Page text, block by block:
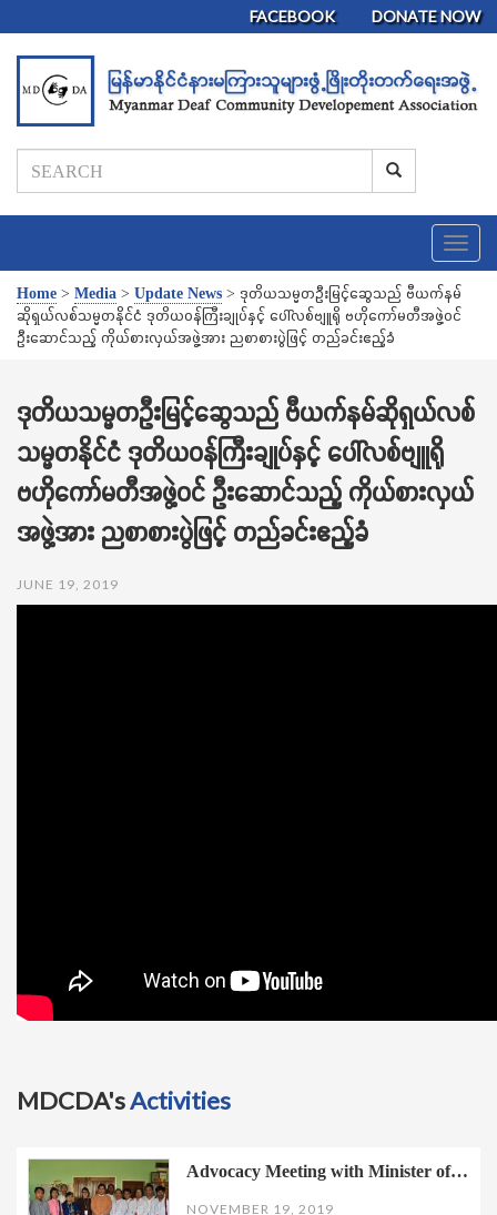
FACEBOOK DONATE NOW
T
o
g
g
v
a
Home > Media > Update News > ဒုတိယသမ္မတဦးမြင့်ဆွေသည် ဗီယက်နမ်
ဆိုရှယ်လစ်သမ္မတနိုင်ငံ ဒုတိယဝန်ကြီးချုပ်နှင့် ပေါ်လစ်ဗျူရို ဗဟိုကော်မတီအဖွဲ့ဝင်
ဦးဆောင်သည့် ကိုယ်စားလှယ်အဖွဲ့အား ညစာစားပွဲဖြင့် တည်ခင်းဧည့်ခံ
ဒုတိယသမ္မတဦးမြင့်ဆွေသည် ဗီယက်နမ်ဆိုရှယ်လစ်
သမ္မတနိုင်ငံ ဒုတိယဝန်ကြီးချုပ်နှင့် ပေါ်လစ်ဗျူရို
ဗဟိုကော်မတီအဖွဲ့ဝင် ဦးဆောင်သည့် ကိုယ်စားလှယ်
အဖွဲ့အား ညစာစားပွဲဖြင့် တည်ခင်းဧည့်ခံ
JUNE 19, 2019
MDCDA'sActivities
Advocacy Meeting with Minister of…
NOVEMBER 19, 2019